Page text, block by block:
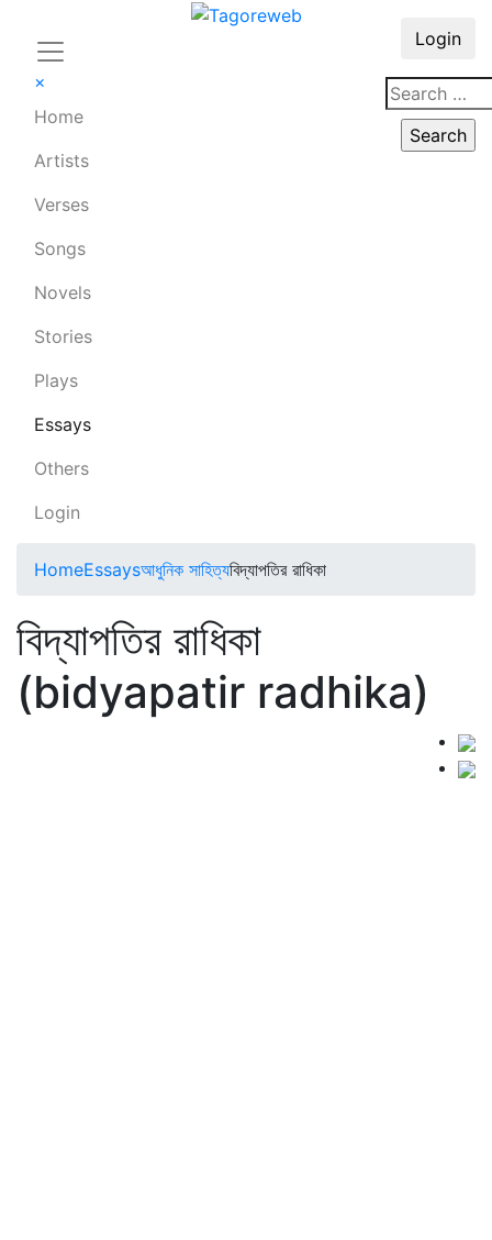
×
Home
Artists
Verses
Songs
Novels
Stories
Plays
Essays
Others
Login
Login
HomeEssaysআধুনিক সাহিত্যবিদ্যাপতির রাধিকা
বিদ্যাপতির রাধিকা
(bidyapatir radhika)